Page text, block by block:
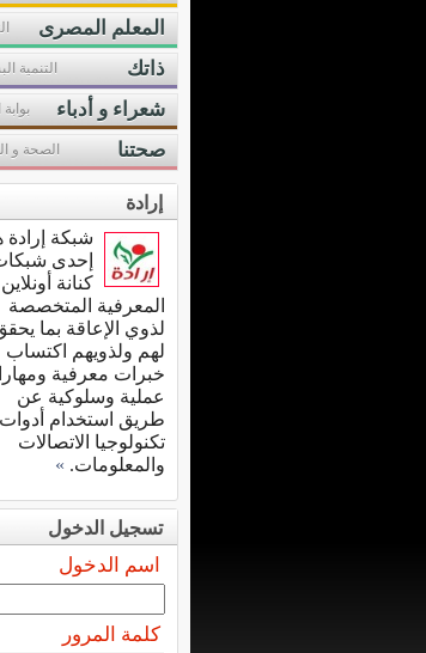
المعلم المصرى
ذاتك التنمية
شعراء و أدباء
صحتنا الصحة و
إرادة
شبكة
إحدى
كنانة أونلاين
المعرفية المتخصصة
لذوي الإعاقة بما
لهم ولذويهم اكتساب
خبرات معرفية
عملية وسلوكية عن
طريق استخدام أدوات
تكنولوجيا الاتصالات
والمعلومات. »
تسجيل الدخول
اسم الدخول
كلمة المرور